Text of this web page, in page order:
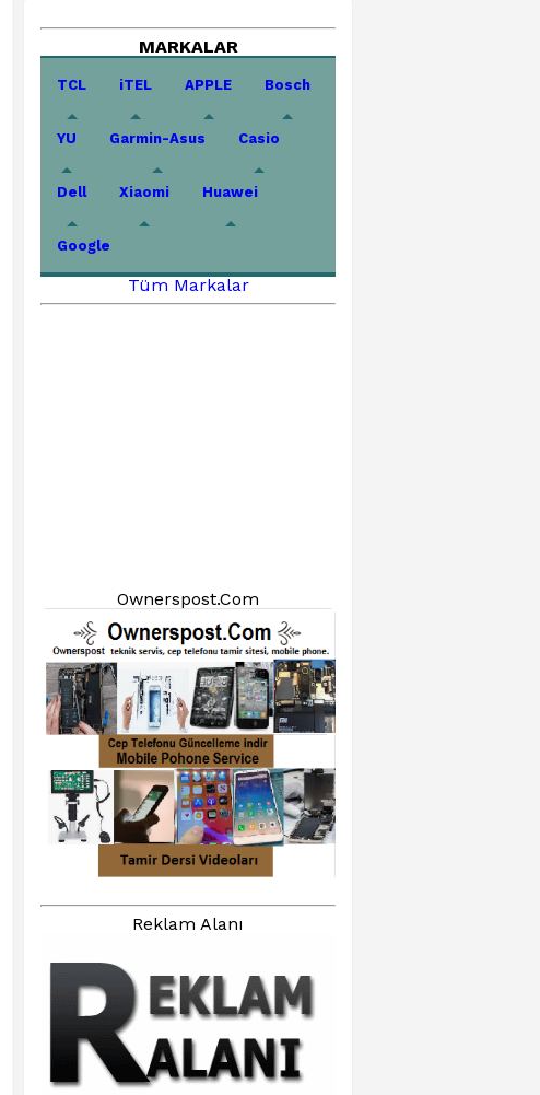
MARKALAR
TCL iTEL APPLE Bosch
YU Garmin-Asus Casio
Dell Xiaomi Huawei
Google
Tüm Markalar
Ownerspost.Com
Reklam Alanı